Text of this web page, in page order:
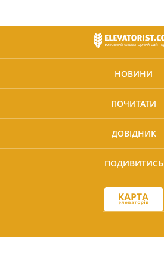
НОВИНИ
ПОЧИТАТИ
ДОВІДНИК
ПОДИВИТИСЬ